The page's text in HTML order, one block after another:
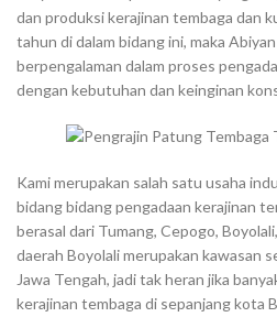
dan produksi kerajinan tembaga dan
tahun di dalam bidang ini, maka
berpengalaman dalam proses
dengan kebutuhan dan keinginan
Kami merupakan salah satu usaha
bidang bidang pengadaan kerajinan
berasal dari Tumang, Cepogo,
daerah Boyolali merupakan kawasan
Jawa Tengah, jadi tak heran jika
kerajinan tembaga di sepanjang kota